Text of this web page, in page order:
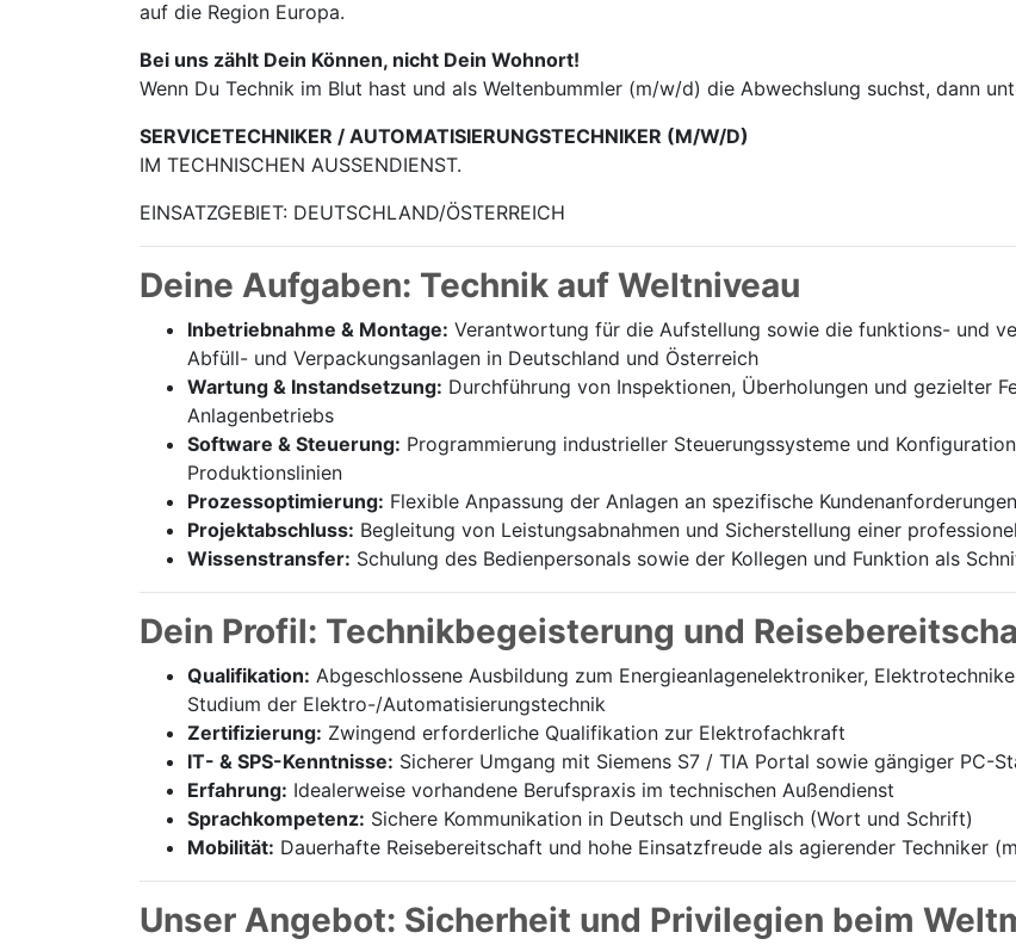
auf die Region Europa.
Bei uns zählt Dein Können, nicht Dein Wohnort!
Wenn Du Technik im Blut hast und als Weltenbummler (m/w/d) die Abwechslung suchst, dann
SERVICETECHNIKER / AUTOMATISIERUNGSTECHNIKER (M/W/D)
IM TECHNISCHEN AUSSENDIENST.
EINSATZGEBIET: DEUTSCHLAND/ÖSTERREICH
Deine Aufgaben: Technik auf Weltniveau
Inbetriebnahme & Montage: Verantwortung für die Aufstellung sowie die funktions- und
Abfüll- und Verpackungsanlagen in Deutschland und Österreich
Wartung & Instandsetzung: Durchführung von Inspektionen, Überholungen und gezielter
Anlagenbetriebs
Software & Steuerung: Programmierung industrieller Steuerungssysteme und
Produktionslinien
Prozessoptimierung: Flexible Anpassung der Anlagen an spezifische
Projektabschluss: Begleitung von Leistungsabnahmen und Sicherstellung einer
Wissenstransfer: Schulung des Bedienpersonals sowie der Kollegen und Funktion als
Dein Profil: Technikbegeisterung und
Qualifikation: Abgeschlossene Ausbildung zum Energieanlagenelektroniker,
Studium der Elektro-/Automatisierungstechnik
Zertifizierung: Zwingend erforderliche Qualifikation zur Elektrofachkraft
IT- & SPS-Kenntnisse: Sicherer Umgang mit Siemens S7 / TIA Portal sowie gängiger PC-
Erfahrung: Idealerweise vorhandene Berufspraxis im technischen Außendienst
Sprachkompetenz: Sichere Kommunikation in Deutsch und Englisch (Wort und Schrift)
Mobilität: Dauerhafte Reisebereitschaft und hohe Einsatzfreude als agierender Techniker
Unser Angebot: Sicherheit und Privilegien beim